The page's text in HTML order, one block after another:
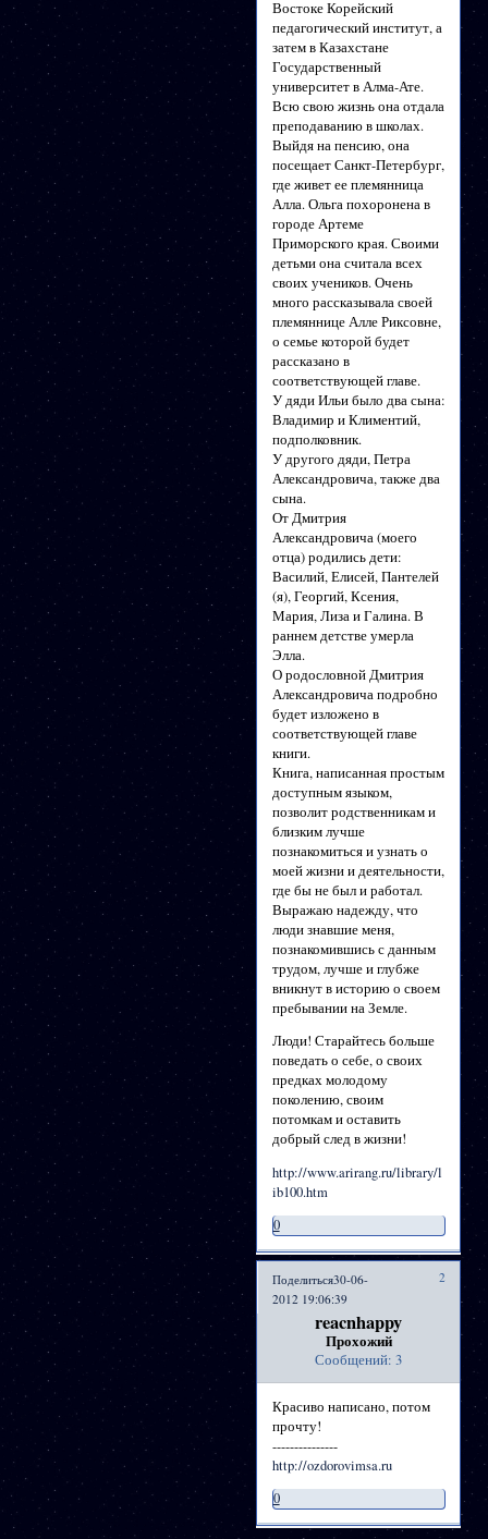
Востоке Корейский
педагогический институт, а
затем в Казахстане
Государственный
университет в Алма-Ате.
Всю свою жизнь она отдала
преподаванию в школах.
Выйдя на пенсию, она
посещает Санкт-Петербург,
где живет ее племянница
Алла. Ольга похоронена в
городе Артеме
Приморского края. Своими
детьми она считала всех
своих учеников. Очень
много рассказывала своей
племяннице Алле Риксовне,
о семье которой будет
рассказано в
соответствующей главе.
У дяди Ильи было два сына:
Владимир и Климентий,
подполковник.
У другого дяди, Петра
Александровича, также два
сына.
От Дмитрия
Александровича (моего
отца) родились дети:
Василий, Елисей, Пантелей
(я), Георгий, Ксения,
Мария, Лиза и Галина. В
раннем детстве умерла
Элла.
О родословной Дмитрия
Александровича подробно
будет изложено в
соответствующей главе
книги.
Книга, написанная простым
доступным языком,
позволит родственникам и
близким лучше
познакомиться и узнать о
моей жизни и деятельности,
где бы не был и работал.
Выражаю надежду, что
люди знавшие меня,
познакомившись с данным
трудом, лучше и глубже
вникнут в историю о своем
пребывании на Земле.
Люди! Старайтесь больше
поведать о себе, о своих
предках молодому
поколению, своим
потомкам и оставить
добрый след в жизни!
http://www.arirang.ru/library/l
ib100.htm
0
Поделиться 2
30-06-
2012 19:06:39
reacnhappy
Прохожий
Сообщений: 3
Красиво написано, потом
прочту!
---------------
http://ozdorovimsa.ru
0